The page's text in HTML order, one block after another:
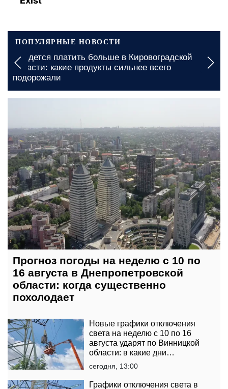
ПОПУЛЯРНЫЕ НОВОСТИ
Подорожание проезда в Николаевской области:
какие сумме придется заплатить
Прогноз погоды на неделю с 10 по
16 августа в Днепропетровской
области: когда существенно
похолодает
Новые графики отключения
света на неделю с 10 по 16
августа ударят по Винницкой
области: в какие дни
электричества не будет дольше
сегодня, 13:00
Графики отключения света в